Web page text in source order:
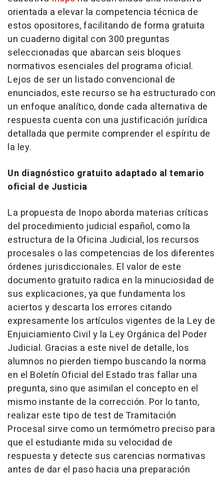
orientada a elevar la competencia técnica de
estos opositores, facilitando de forma gratuita
un cuaderno digital con 300 preguntas
seleccionadas que abarcan seis bloques
normativos esenciales del programa oficial.
Lejos de ser un listado convencional de
enunciados, este recurso se ha estructurado con
un enfoque analítico, donde cada alternativa de
respuesta cuenta con una justificación jurídica
detallada que permite comprender el espíritu de
la ley.
Un diagnóstico gratuito adaptado al temario
oficial de Justicia
La propuesta de Inopo aborda materias críticas
del procedimiento judicial español, como la
estructura de la Oficina Judicial, los recursos
procesales o las competencias de los diferentes
órdenes jurisdiccionales. El valor de este
documento gratuito radica en la minuciosidad de
sus explicaciones, ya que fundamenta los
aciertos y descarta los errores citando
expresamente los artículos vigentes de la Ley de
Enjuiciamiento Civil y la Ley Orgánica del Poder
Judicial. Gracias a este nivel de detalle, los
alumnos no pierden tiempo buscando la norma
en el Boletín Oficial del Estado tras fallar una
pregunta, sino que asimilan el concepto en el
mismo instante de la corrección. Por lo tanto,
realizar este tipo de test de Tramitación
Procesal sirve como un termómetro preciso para
que el estudiante mida su velocidad de
respuesta y detecte sus carencias normativas
antes de dar el paso hacia una preparación